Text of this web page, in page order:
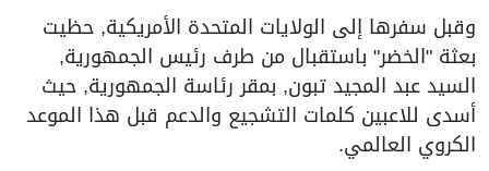
وقبل سفرها إلى الولايات المتحدة الأمريكية, حظيت
بعثة "الخضر" باستقبال من طرف رئيس الجمهورية,
السيد عبد المجيد تبون, بمقر رئاسة الجمهورية, حيث
أسدى للاعبين كلمات التشجيع والدعم قبل هذا الموعد
الكروي العالمي.